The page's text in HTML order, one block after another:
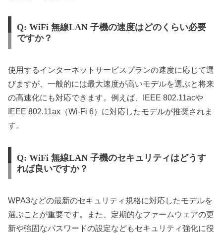
Q: WiFi 無線LAN 子機の速度はどのくらい必要
ですか？
使用するインターネットサービスプランの速度に応じて選
びますが、一般的には最大速度が高いモデルを選ぶと将来
の高速化にも対応できます。例えば、IEEE 802.11acや
IEEE 802.11ax（Wi-Fi 6）に対応したモデルが推奨されま
す。
Q: WiFi 無線LAN 子機のセキュリティはどうす
れば良いですか？
WPA3などの最新のセキュリティ規格に対応したモデルを
選ぶことが重要です。また、定期的なファームウェアの更
新や強固なパスワードの設定などもセキュリティ強化に役